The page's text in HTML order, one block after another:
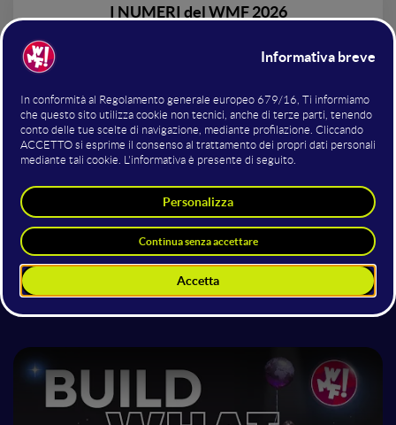
I NUMERI del WMF 2026
La più grande manifestazione
sull'Innovazione del Pianeta!
Il WMF è Fiera Internazionale B2B
Certificata - 13° Edizione